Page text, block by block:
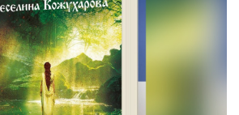
КОНТАКТИ
РЕКЛАМА
АБОНАМЕНТ